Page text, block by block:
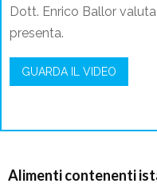
Dott. Enrico Ballor
presenta.
GUARDA IL VIDEO
Alimenti contenenti